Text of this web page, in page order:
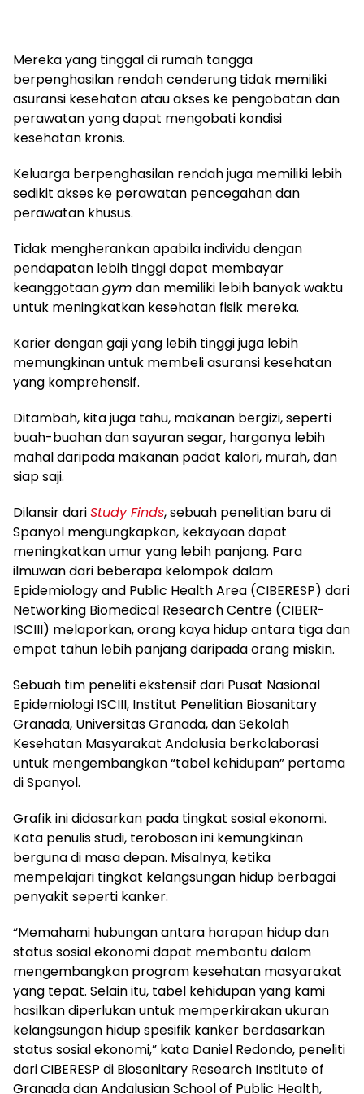
Mereka yang tinggal di rumah tangga
berpenghasilan rendah cenderung tidak memiliki
asuransi kesehatan atau akses ke pengobatan dan
perawatan yang dapat mengobati kondisi
kesehatan kronis.
Keluarga berpenghasilan rendah juga memiliki lebih
sedikit akses ke perawatan pencegahan dan
perawatan khusus.
Tidak mengherankan apabila individu dengan
pendapatan lebih tinggi dapat membayar
keanggotaangym dan memiliki lebih banyak waktu
untuk meningkatkan kesehatan fisik mereka.
Karier dengan gaji yang lebih tinggi juga lebih
memungkinan untuk membeli asuransi kesehatan
yang komprehensif.
Ditambah, kita juga tahu, makanan bergizi, seperti
buah-buahan dan sayuran segar, harganya lebih
mahal daripada makanan padat kalori, murah, dan
siap saji.
Dilansir dariStudy Finds, sebuah penelitian baru di
Spanyol mengungkapkan, kekayaan dapat
meningkatkan umur yang lebih panjang. Para
ilmuwan dari beberapa kelompok dalam
Epidemiology and Public Health Area (CIBERESP) dari
Networking Biomedical Research Centre (CIBER-
ISCIII) melaporkan, orang kaya hidup antara tiga dan
empat tahun lebih panjang daripada orang miskin.
Sebuah tim peneliti ekstensif dari Pusat Nasional
Epidemiologi ISCIII, Institut Penelitian Biosanitary
Granada, Universitas Granada, dan Sekolah
Kesehatan Masyarakat Andalusia berkolaborasi
untuk mengembangkan “tabel kehidupan” pertama
di Spanyol.
Grafik ini didasarkan pada tingkat sosial ekonomi.
Kata penulis studi, terobosan ini kemungkinan
berguna di masa depan. Misalnya, ketika
mempelajari tingkat kelangsungan hidup berbagai
penyakit seperti kanker.
“Memahami hubungan antara harapan hidup dan
status sosial ekonomi dapat membantu dalam
mengembangkan program kesehatan masyarakat
yang tepat. Selain itu, tabel kehidupan yang kami
hasilkan diperlukan untuk memperkirakan ukuran
kelangsungan hidup spesifik kanker berdasarkan
status sosial ekonomi,” kata Daniel Redondo, peneliti
dari CIBERESP di Biosanitary Research Institute of
Granada dan Andalusian School of Public Health,